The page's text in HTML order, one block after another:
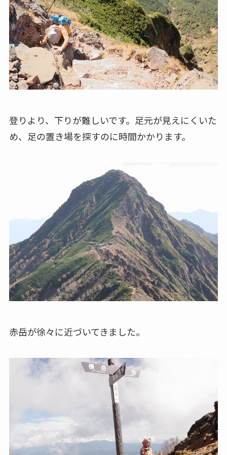
登りより、下りが難しいです。足元が見えにくいた
め、足の置き場を探すのに時間かかります。
赤岳が徐々に近づいてきました。